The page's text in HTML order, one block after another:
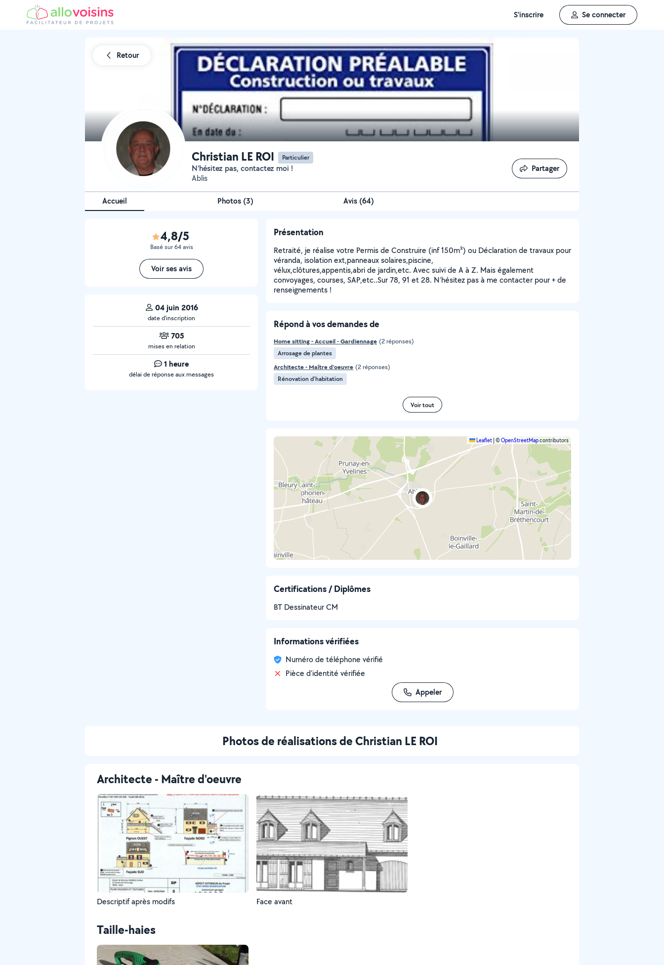
S'inscrire Se connecter
Retour
Christian LE ROI Particulier
N'hésitez pas, contactez moi !
Ablis
Partager
Partager
Accueil Photos (3) Avis (64)
4,8/5
Basé sur 64 avis
Voir ses avis
04 juin 2016
date d’inscription
705
mises en relation
1 heure
délai de réponse aux messages
Présentation
Retraité, je réalise votre Permis de Construire (inf 150m²) ou Déclaration de travaux pour
véranda, isolation ext,panneaux solaires,piscine,
vélux,clôtures,appentis,abri de jardin,etc. Avec suivi de A à Z. Mais également
convoyages, courses, SAP,etc..Sur 78, 91 et 28. N'hésitez pas à me contacter pour + de
renseignements !
Répond à vos demandes de
Home sitting - Accueil - Gardiennage (2 réponses)
Arrosage de plantes
Architecte - Maître d'oeuvre (2 réponses)
Rénovation d'habitation
Voir tout
Leaflet ©OpenStreetMapcontributors
Certifications / Diplômes
BT Dessinateur CM
Informations vérifiées
Numéro de téléphone vérifié
Pièce d'identité vérifiée
Appeler
Photos de réalisations de Christian LE ROI
Architecte - Maître d'oeuvre
Descriptif après modifs Face avant
Taille-haies